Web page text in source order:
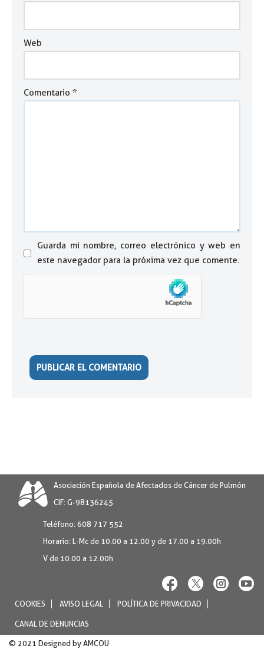
Web
Comentario *
Guarda mi nombre, correo electrónico y web en
este navegador para la próxima vez que comente.
Asociación Española de Afectados de Cáncer de Pulmón
CIF: G-98136245
Teléfono: 608 717 552
Horario: L-Mc de 10.00 a 12.00 y de 17.00 a 19.00h
V de 10.00 a 12.00h
COOKIES AVISO LEGAL POLÍTICA DE PRIVACIDAD
CANAL DE DENUNCIAS
© 2021 Designed by AMCOU